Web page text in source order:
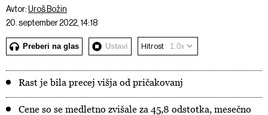
Avtor:Uroš Božin
20. september 2022, 14:18
Preberi na glas Ustavi Hitrost
Rast je bila precej višja od pričakovanj
Cene so se medletno zvišale za 45,8 odstotka, mesečno